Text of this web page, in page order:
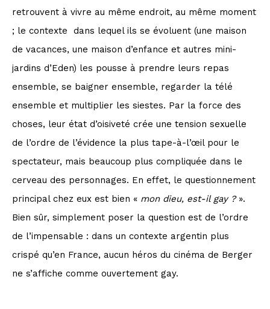
retrouvent à vivre au même endroit, au même moment
; le contexte dans lequel ils se évoluent (une maison
de vacances, une maison d’enfance et autres mini-
jardins d’Eden) les pousse à prendre leurs repas
ensemble, se baigner ensemble, regarder la télé
ensemble et multiplier les siestes. Par la force des
choses, leur état d’oisiveté crée une tension sexuelle
de l’ordre de l’évidence la plus tape-à-l’œil pour le
spectateur, mais beaucoup plus compliquée dans le
cerveau des personnages. En effet, le questionnement
principal chez eux est bien « mon dieu, est-il gay ? ».
Bien sûr, simplement poser la question est de l’ordre
de l’impensable : dans un contexte argentin plus
crispé qu’en France, aucun héros du cinéma de Berger
ne s’affiche comme ouvertement gay.